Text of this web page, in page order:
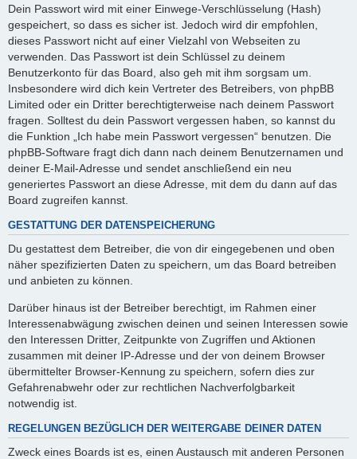
Dein Passwort wird mit einer Einwege-Verschlüsselung (Hash)
gespeichert, so dass es sicher ist. Jedoch wird dir empfohlen,
dieses Passwort nicht auf einer Vielzahl von Webseiten zu
verwenden. Das Passwort ist dein Schlüssel zu deinem
Benutzerkonto für das Board, also geh mit ihm sorgsam um.
Insbesondere wird dich kein Vertreter des Betreibers, von phpBB
Limited oder ein Dritter berechtigterweise nach deinem Passwort
fragen. Solltest du dein Passwort vergessen haben, so kannst du
die Funktion „Ich habe mein Passwort vergessen“ benutzen. Die
phpBB-Software fragt dich dann nach deinem Benutzernamen und
deiner E-Mail-Adresse und sendet anschließend ein neu
generiertes Passwort an diese Adresse, mit dem du dann auf das
Board zugreifen kannst.
GESTATTUNG DER DATENSPEICHERUNG
Du gestattest dem Betreiber, die von dir eingegebenen und oben
näher spezifizierten Daten zu speichern, um das Board betreiben
und anbieten zu können.
Darüber hinaus ist der Betreiber berechtigt, im Rahmen einer
Interessenabwägung zwischen deinen und seinen Interessen sowie
den Interessen Dritter, Zeitpunkte von Zugriffen und Aktionen
zusammen mit deiner IP-Adresse und der von deinem Browser
übermittelter Browser-Kennung zu speichern, sofern dies zur
Gefahrenabwehr oder zur rechtlichen Nachverfolgbarkeit
notwendig ist.
REGELUNGEN BEZÜGLICH DER WEITERGABE DEINER DATEN
Zweck eines Boards ist es, einen Austausch mit anderen Personen